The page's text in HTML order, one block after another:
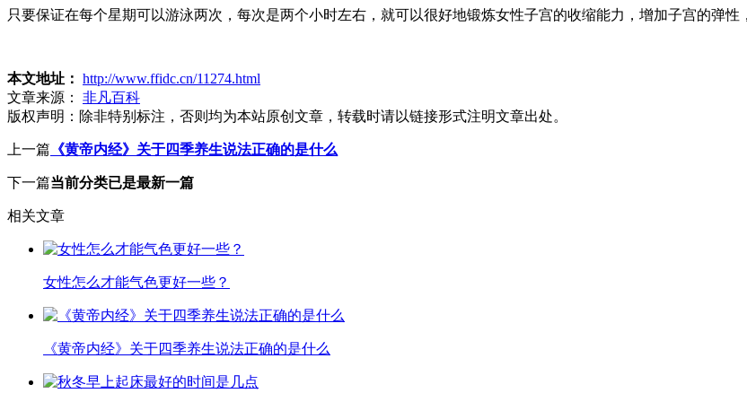
只要保证在每个星期可以游泳两次，每次是两个小时左右，就可以很好地锻炼女性子宫的收缩能力，增加子宫的弹性
本文地址： http://www.ffidc.cn/11274.html
文章来源：
非凡百科
版权声明： 除非特别标注，否则均为本站原创文章，转载时请以链接形式注明文章出处。
上一篇 《黄帝内经》关于四季养生说法正确的是什么
下一篇当前分类已是最新一篇
相关文章
女性怎么才能气色更好一些？
《黄帝内经》关于四季养生说法正确的是什么